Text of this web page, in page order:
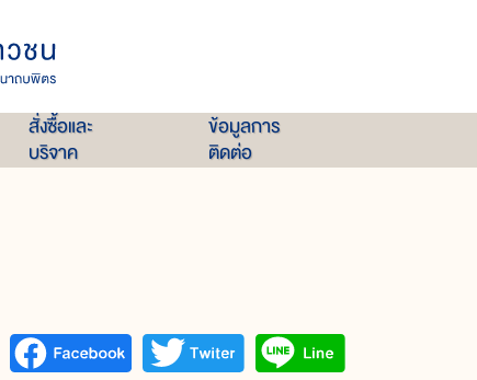
สั่งซื้อและ
บริจาค
ข้อมูลการ
ติดต่อ